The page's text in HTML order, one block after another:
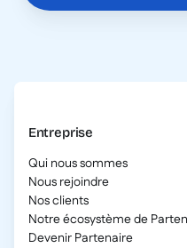
Entreprise
Qui nous sommes
Nous rejoindre
Nos clients
Notre écosystème de
Devenir Partenaire